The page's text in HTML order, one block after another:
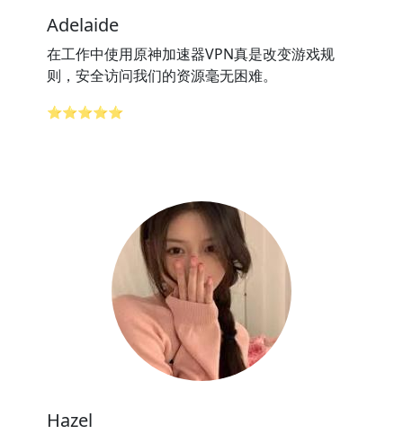
Adelaide
在工作中使用原神加速器VPN真是改变游戏规
则，安全访问我们的资源毫无困难。
⭐⭐⭐⭐⭐
Hazel